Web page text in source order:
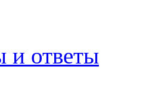
ответы